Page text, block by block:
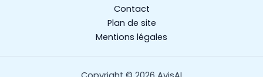
Contact
Plan de site
Mentions légales